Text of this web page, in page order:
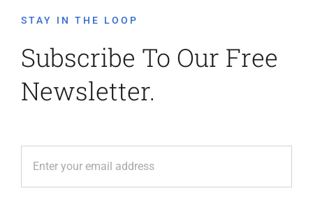
STAY IN THE LOOP
Subscribe To Our Free
Newsletter.